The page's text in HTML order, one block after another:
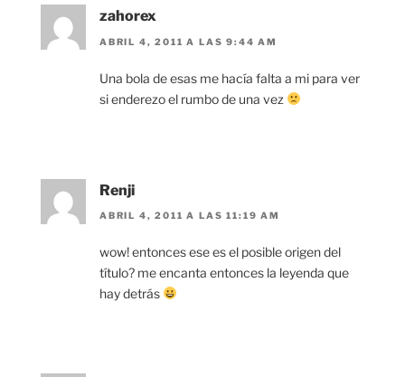
zahorex
ABRIL 4, 2011 A LAS 9:44 AM
Una bola de esas me hacía falta a mi para ver
si enderezo el rumbo de una vez
Renji
ABRIL 4, 2011 A LAS 11:19 AM
wow! entonces ese es el posible origen del
título? me encanta entonces la leyenda que
hay detrás